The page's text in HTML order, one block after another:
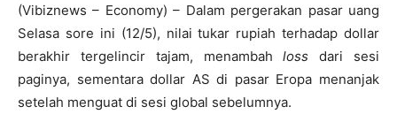
(Vibiznews – Economy) – Dalam pergerakan pasar uang
Selasa sore ini (12/5), nilai tukar rupiah terhadap dollar
berakhir tergelincir tajam, menambahlossdari sesi
paginya, sementara dollar AS di pasar Eropa menanjak
setelah menguat di sesi global sebelumnya.